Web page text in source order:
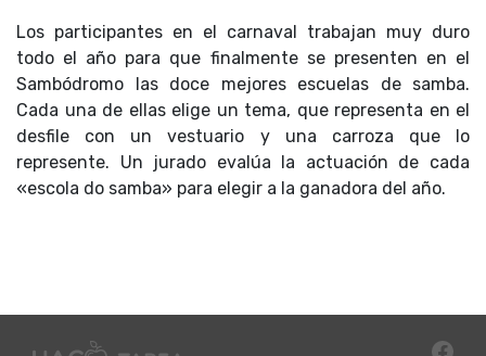
Los participantes en el carnaval trabajan muy duro
todo el año para que finalmente se presenten en el
Sambódromo las doce mejores escuelas de samba.
Cada una de ellas elige un tema, que representa en el
desfile con un vestuario y una carroza que lo
represente. Un jurado evalúa la actuación de cada
«escola do samba» para elegir a la ganadora del año.